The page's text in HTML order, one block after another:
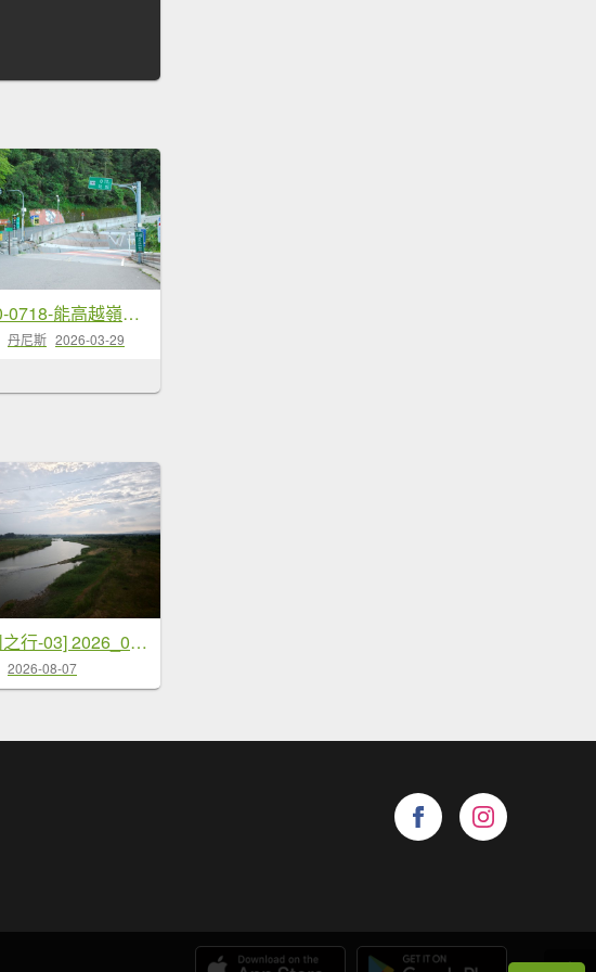
2010-0718-能高越嶺單車登山行
丹尼斯 2026-03-29
[鄧州之行-03] 2026_0717 湍河
2026-08-07